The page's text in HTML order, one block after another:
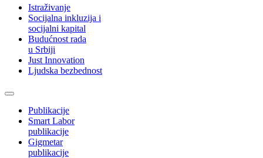
Istraživanje
Socijalna inkluzija i
socijalni kapital
Budućnost rada
u Srbiji
Just Innovation
Ljudska bezbednost
Publikacije
Smart Labor
publikacije
Gigmetar
publikacije